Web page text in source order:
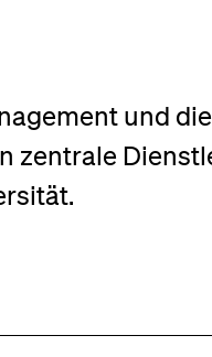
und die
zentrale